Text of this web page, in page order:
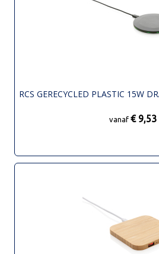
RCS GERECYCLED PLASTIC 15W
vanaf € 9,53